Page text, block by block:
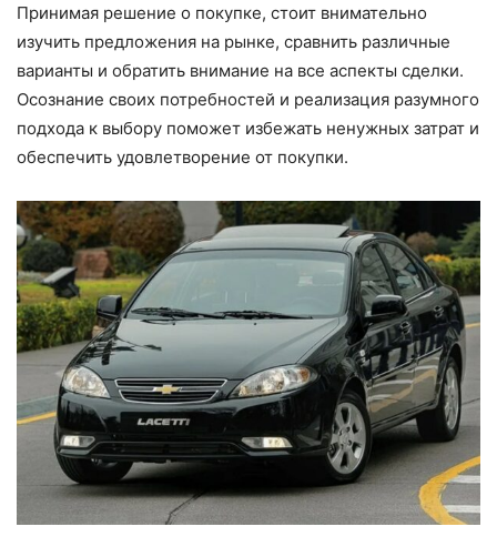
Принимая решение о покупке, стоит внимательно
изучить предложения на рынке, сравнить различные
варианты и обратить внимание на все аспекты сделки.
Осознание своих потребностей и реализация разумного
подхода к выбору поможет избежать ненужных затрат и
обеспечить удовлетворение от покупки.